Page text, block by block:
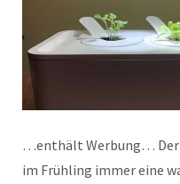
…enthält Werbung… Der
im Frühling immer eine